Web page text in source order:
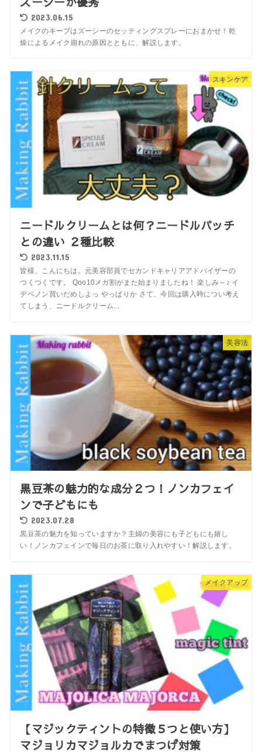
2023.06.15
メイクのキープはズーシーのセッティングスプレーにおまかせ！乾
燥によるメイク崩れの原因とともに、解説します。
スキンケア
ニードルクリームとは何？ニードルパッチ
との違い ２種比較
2023.11.15
皆様、こんにちは。元美容部員でセカンドキャリアアドバイザーの
つくつくです。 Qoo10メガ割がまた始まりましたね！ 楽しみ～♪ イ
デベノン買いだめしよっ やっぱりか さて、今回は購入時につい考え
てしまう、ニードルクリーム...
美容法
黒豆茶の魅力的な成分２つ！ノンカフェイ
ンで子どもにも
2023.07.28
黒豆茶の魅力を知っていますか？主婦の美容にも子どもにも嬉し
い！ノンカフェインで毎日のお茶に取り入れやすい！解説します。
メイクアップ
【マジックティントの特徴５つと使い方】
マジョリカマジョルカでまつげ対策